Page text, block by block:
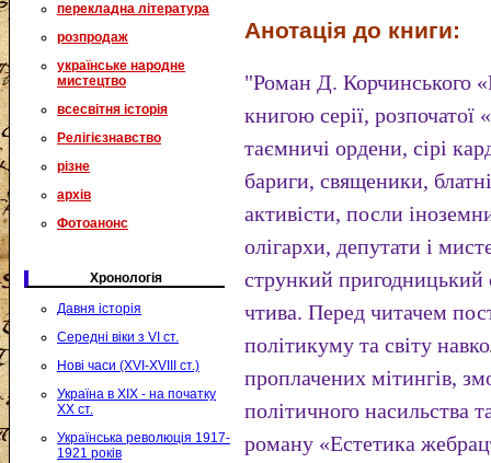
перекладна література
розпродаж
українське народне
мистецтво
всесвітня історія
Релігієзнавство
різне
архів
Фотоанонс
Хронологія
Давня історія
Середні віки з VI ст.
Нові часи (XVI-XVIII ст.)
Україна в XIX - на початку
XX ст.
Українська революція 1917-
1921 років
Анотація до книги:
"Роман Д. Корчинського
книгою серії,
таємничі ордени, сірі
бариги, священики,
активісти, посли
олігархи, депутати і
стрункий пригодницький
чтива. Перед читачем
політикуму та світу
проплачених мітингів,
політичного насильства
роману «Естетика